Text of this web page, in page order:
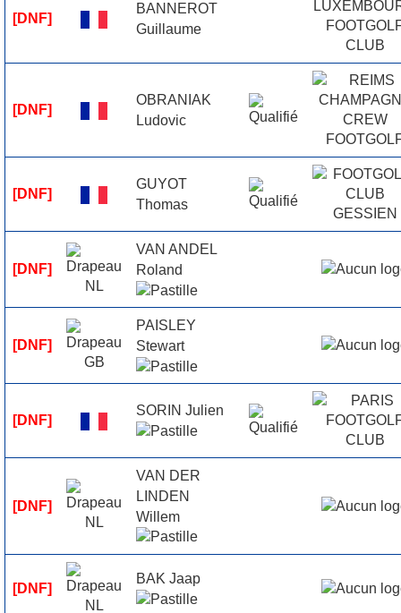
[DNF]
BANNEROT
Guillaume
[DNF]
OBRANIAK
Ludovic
[DNF]
GUYOT
Thomas
[DNF]
VAN ANDEL
Roland
[DNF]
PAISLEY
Stewart
[DNF]
SORIN Julien
[DNF]
VAN DER
LINDEN
Willem
[DNF]
BAK Jaap